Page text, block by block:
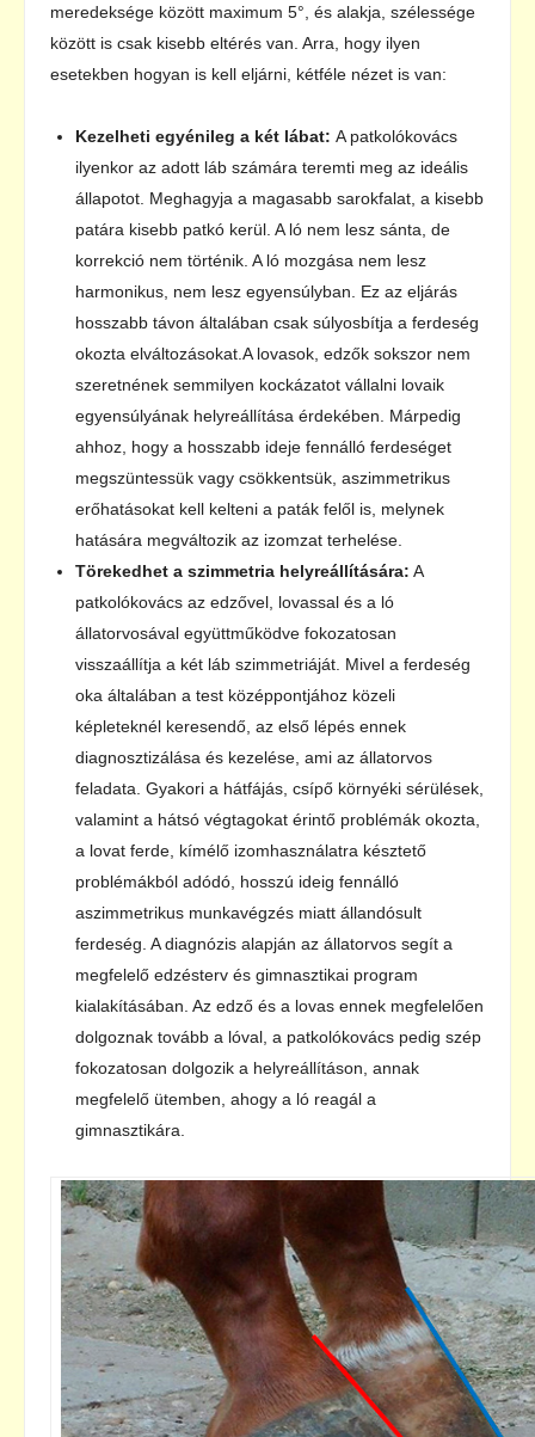
meredeksége között maximum 5°, és alakja, szélessége
között is csak kisebb eltérés van. Arra, hogy ilyen
esetekben hogyan is kell eljárni, kétféle nézet is van:
Kezelheti egyénileg a két lábat: A patkolókovács
ilyenkor az adott láb számára teremti meg az ideális
állapotot. Meghagyja a magasabb sarokfalat, a kisebb
patára kisebb patkó kerül. A ló nem lesz sánta, de
korrekció nem történik. A ló mozgása nem lesz
harmonikus, nem lesz egyensúlyban. Ez az eljárás
hosszabb távon általában csak súlyosbítja a ferdeség
okozta elváltozásokat.A lovasok, edzők sokszor nem
szeretnének semmilyen kockázatot vállalni lovaik
egyensúlyának helyreállítása érdekében. Márpedig
ahhoz, hogy a hosszabb ideje fennálló ferdeséget
megszüntessük vagy csökkentsük, aszimmetrikus
erőhatásokat kell kelteni a paták felől is, melynek
hatására megváltozik az izomzat terhelése.
Törekedhet a szimmetria helyreállítására: A
patkolókovács az edzővel, lovassal és a ló
állatorvosával együttműködve fokozatosan
visszaállítja a két láb szimmetriáját. Mivel a ferdeség
oka általában a test középpontjához közeli
képleteknél keresendő, az első lépés ennek
diagnosztizálása és kezelése, ami az állatorvos
feladata. Gyakori a hátfájás, csípő környéki sérülések,
valamint a hátsó végtagokat érintő problémák okozta,
a lovat ferde, kímélő izomhasználatra késztető
problémákból adódó, hosszú ideig fennálló
aszimmetrikus munkavégzés miatt állandósult
ferdeség. A diagnózis alapján az állatorvos segít a
megfelelő edzésterv és gimnasztikai program
kialakításában. Az edző és a lovas ennek megfelelően
dolgoznak tovább a lóval, a patkolókovács pedig szép
fokozatosan dolgozik a helyreállításon, annak
megfelelő ütemben, ahogy a ló reagál a
gimnasztikára.